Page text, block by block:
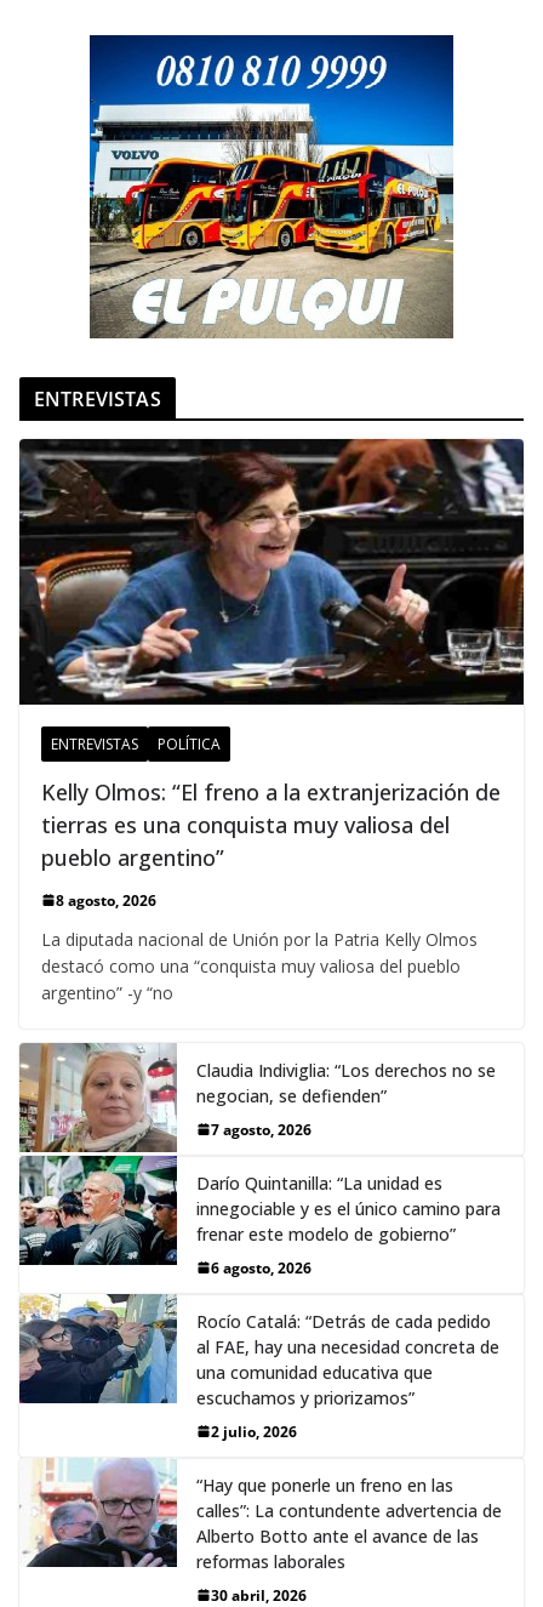
ENTREVISTAS
ENTREVISTAS POLÍTICA
Kelly Olmos: “El freno a la extranjerización de
tierras es una conquista muy valiosa del
pueblo argentino”
8 agosto, 2026
La diputada nacional de Unión por la Patria Kelly Olmos
destacó como una “conquista muy valiosa del pueblo
argentino” -y “no
Claudia Indiviglia: “Los derechos no se
negocian, se defienden”
7 agosto, 2026
Darío Quintanilla: “La unidad es
innegociable y es el único camino para
frenar este modelo de gobierno”
6 agosto, 2026
Rocío Catalá: “Detrás de cada pedido
al FAE, hay una necesidad concreta de
una comunidad educativa que
escuchamos y priorizamos”
2 julio, 2026
“Hay que ponerle un freno en las
calles”: La contundente advertencia de
Alberto Botto ante el avance de las
reformas laborales
30 abril, 2026